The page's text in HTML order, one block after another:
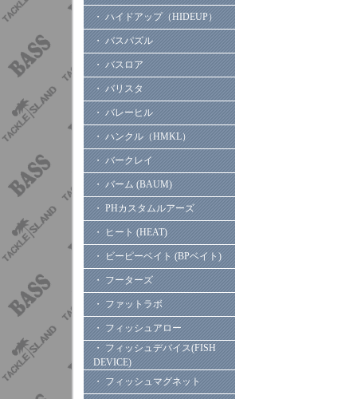
・ ハイドアップ（HIDEUP）
・ バスパズル
・ バスロア
・ バリスタ
・ バレーヒル
・ ハンクル（HMKL）
・ バークレイ
・ バーム (BAUM)
・ PHカスタムルアーズ
・ ヒート (HEAT)
・ ビーピーベイト (BPベイト)
・ フーターズ
・ ファットラボ
・ フィッシュアロー
・ フィッシュデバイス(FISH
DEVICE)
・ フィッシュマグネット